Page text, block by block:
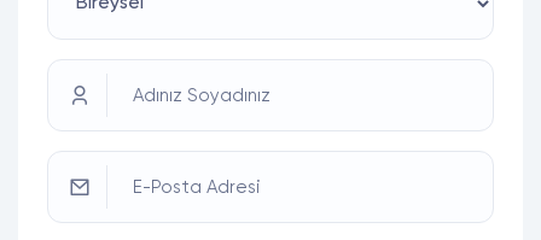
Adınız Soyadınız
E-Posta Adresi